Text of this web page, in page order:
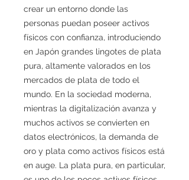
crear un entorno donde las
personas puedan poseer activos
físicos con confianza, introduciendo
en Japón grandes lingotes de plata
pura, altamente valorados en los
mercados de plata de todo el
mundo. En la sociedad moderna,
mientras la digitalización avanza y
muchos activos se convierten en
datos electrónicos, la demanda de
oro y plata como activos físicos está
en auge. La plata pura, en particular,